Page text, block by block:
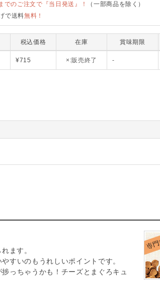
でのご注文で『当日発送』！
（一部商品を除く）
で送料無料！
税込価格 在庫 賞味期限
¥715 ×:販売終了 -
ます。
すいのもうれしいポイントです。
っちゃうかも！チーズとまぐろキュ